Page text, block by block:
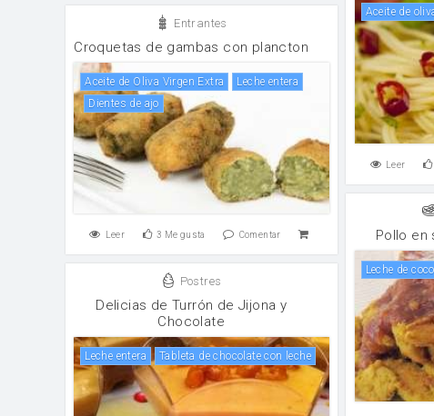
aceite de
Leer
Entrantes
Croquetas de gambas con plancton
Aceite de Oliva Virgen Extra
leche entera
Dientes de ajo
Leer 3 Me gusta Comentar Pollo en
Leche de coco
Postres
Delicias de Turrón de Jijona y
Chocolate
leche entera Tableta de chocolate con leche